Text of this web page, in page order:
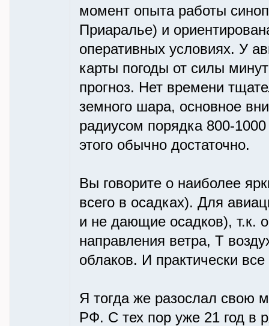
момент опыта работы
Приаралье) и
оперативных условиях. У
карты погоды от силы
прогноз. Нет времени
земного шара, основное
радиусом порядка 800-
этого обычно достаточно.
Вы говорите о наиболее
всего в осадках). Для
и не дающие осадков), т.к.
направления ветра, Т
облаков. И практически
Я тогда же разослал свою
РФ. С тех пор уже 21 год в